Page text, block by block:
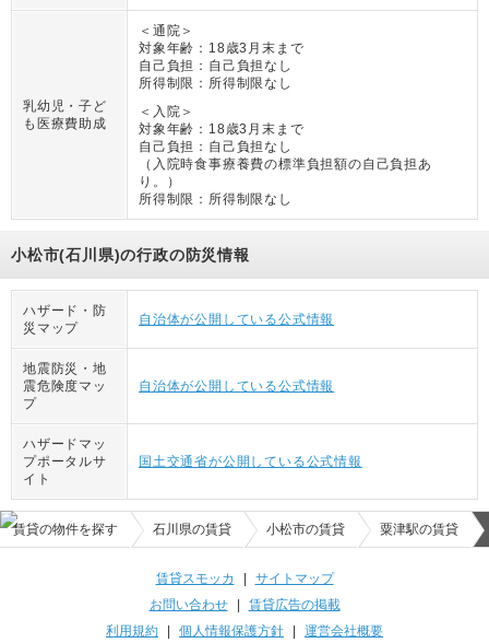
乳幼児・子ど
も医療費助成
＜通院＞
対象年齢： 18歳3月末まで
自己負担： 自己負担なし
所得制限： 所得制限なし
＜入院＞
対象年齢： 18歳3月末まで
自己負担： 自己負担なし
（ 入院時食事療養費の標準負担額の自己負担あ
り。
）
所得制限： 所得制限なし
小松市(石川県)の行政の防災情報
ハザード・防
災マップ
自治体が公開している公式情報
地震防災・地
震危険度マッ
プ
自治体が公開している公式情報
ハザードマッ
プポータルサ
イト
国土交通省が公開している公式情報
賃貸の物件を探す 石川県の賃貸 小松市の賃貸 粟津駅の賃貸
賃貸スモッカ | サイトマップ
お問い合わせ| 賃貸広告の掲載
利用規約 | 個人情報保護方針 | 運営会社概要